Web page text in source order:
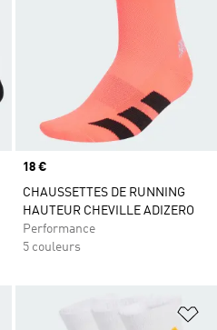
Prix
18 €
CHAUSSETTES DE RUNNING
HAUTEUR CHEVILLE ADIZERO
Performance
5 couleurs
Ajouter à la Liste de produits